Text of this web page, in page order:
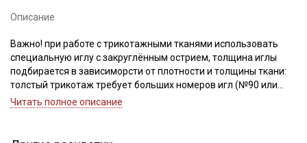
Описание
Важно! при работе с трикотажными тканями использовать
специальную иглу с закруглённым острием, толщина иглы
подбирается в зависиморсти от плотности и толщины ткани:
толстый трикотаж требует больших номеров игл (№90 или
100), тонкий – меньшие номера (№60,70,80).
чистого хлопка. Ткань экологична, гипоаллергенная,
Читать полное описание